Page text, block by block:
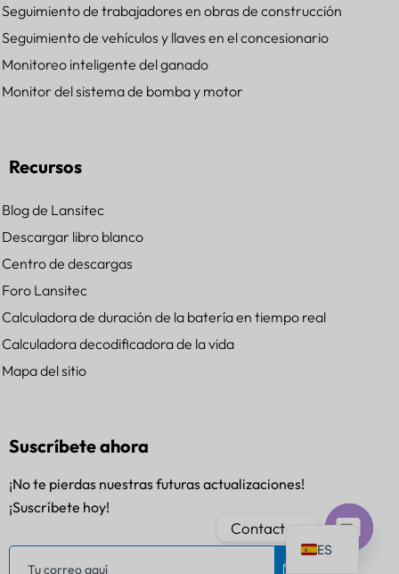
Seguimiento de trabajadores en obras de construcción
Seguimiento de vehículos y llaves en el concesionario
Monitoreo inteligente del ganado
Monitor del sistema de bomba y motor
Recursos
Blog de Lansitec
Descargar libro blanco
Centro de descargas
Foro Lansitec
Calculadora de duración de la batería en tiempo real
Calculadora decodificadora de la vida
Mapa del sitio
Suscríbete ahora
¡No te pierdas nuestras futuras actualizaciones!
¡Suscríbete hoy!
ES
EN
IT
Contact us